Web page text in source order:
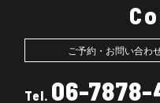
ご予約・お問い合わ
Tel. 06-